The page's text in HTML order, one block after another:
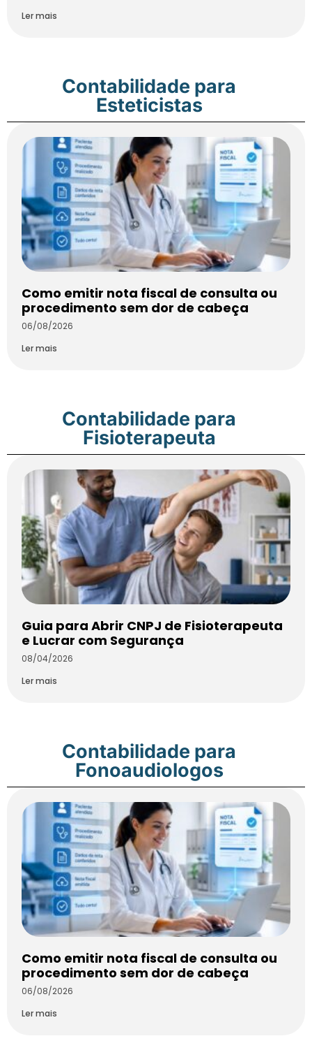
Ler mais
Contabilidade para
Esteticistas
Como emitir nota fiscal de consulta ou
procedimento sem dor de cabeça
06/08/2026
Ler mais
Contabilidade para
Fisioterapeuta
Guia para Abrir CNPJ de Fisioterapeuta
e Lucrar com Segurança
08/04/2026
Ler mais
Contabilidade para
Fonoaudiologos
Como emitir nota fiscal de consulta ou
procedimento sem dor de cabeça
06/08/2026
Ler mais